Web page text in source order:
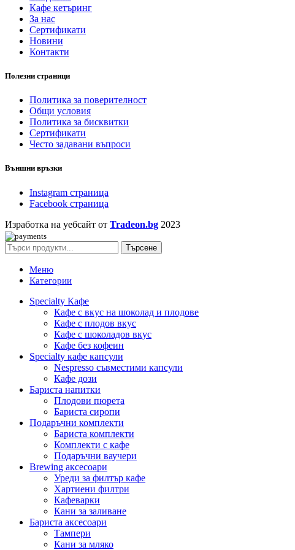
Кафе кетъринг
За нас
Сертификати
Новини
Контакти
Полезни страници
Политика за поверителност
Общи условия
Политика за бисквитки
Сертификати
Често задавани въпроси
Външни връзки
Instagram страница
Facebook страница
Изработка на уебсайт от Tradeon.bg 2023
Търсене
Меню
Категории
Specialty Кафе
Кафе с вкус на шоколад и плодове
Кафе с плодов вкус
Кафе с шоколадов вкус
Кафе без кофеин
Specialty кафе капсули
Nespresso съвместими капсули
Кафе дози
Бариста напитки
Плодови пюрета
Бариста сиропи
Подаръчни комплекти
Бариста комплекти
Комплекти с кафе
Подаръчни ваучери
Brewing аксесоари
Уреди за филтър кафе
Хартиени филтри
Кафеварки
Кани за заливане
Бариста аксесоари
Тампери
Кани за мляко